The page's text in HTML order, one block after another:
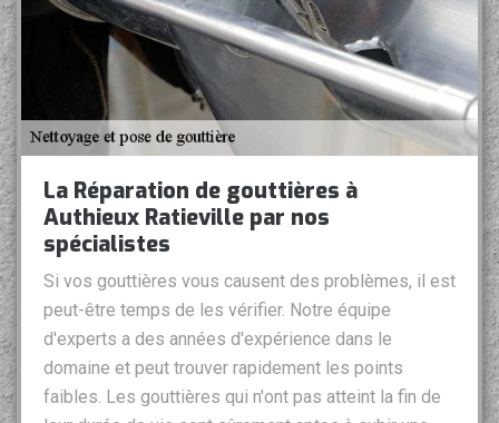
La Réparation de gouttières à
Authieux Ratieville par nos
spécialistes
Si vos gouttières vous causent des problèmes, il est
peut-être temps de les vérifier. Notre équipe
d'experts a des années d'expérience dans le
domaine et peut trouver rapidement les points
faibles. Les gouttières qui n'ont pas atteint la fin de